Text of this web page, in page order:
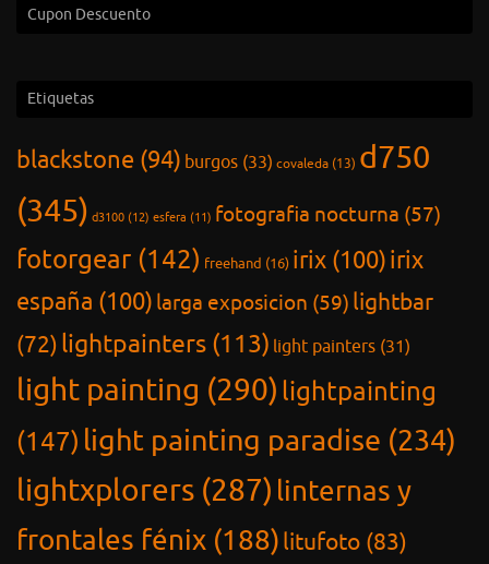
Cupon Descuento
Etiquetas
blackstone (94) burgos (33) covaleda (13) d750
(345) d3100 (12) esfera (11) fotografia nocturna (57)
fotorgear (142) freehand (16) irix (100)irix
españa (100) larga exposicion (59) lightbar
(72)lightpainters (113) light painters (31)
light painting (290) lightpainting
(147) light painting paradise (234)
lightxplorers (287) linternas y
frontales fénix (188)litufoto (83)